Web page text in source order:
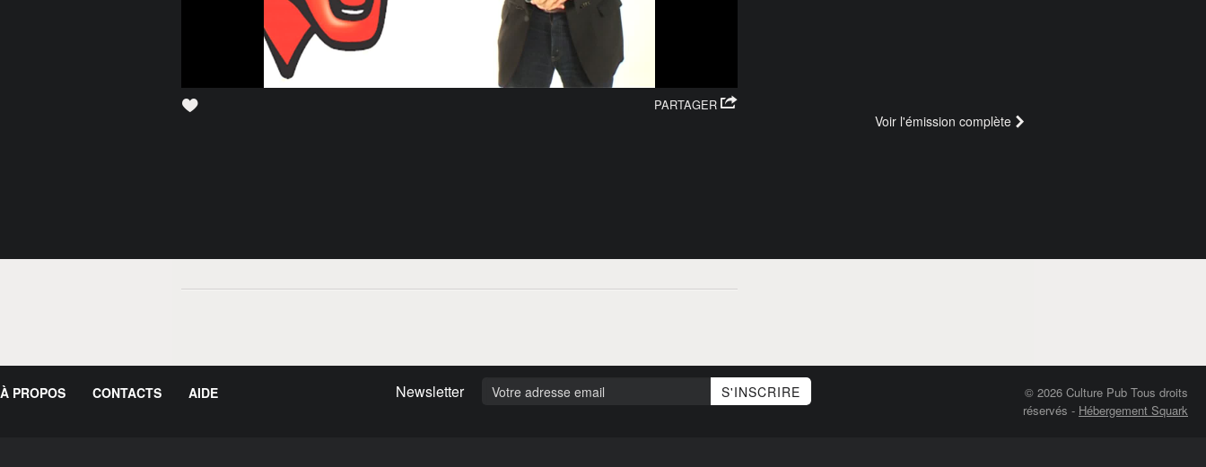
PARTAGER
Voir l'émission complète
À PROPOS CONTACTS AIDE Newsletter
© 2026 Culture Pub Tous droits
réservés - Hébergement Squark